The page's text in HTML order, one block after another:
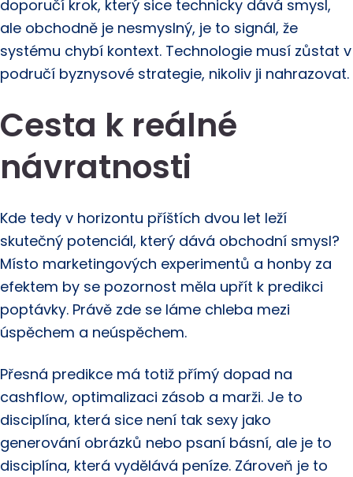
doporučí krok, který sice technicky dává smysl,
ale obchodně je nesmyslný, je to signál, že
systému chybí kontext. Technologie musí zůstat v
područí byznysové strategie, nikoliv ji nahrazovat.
Cesta k reálné
návratnosti
Kde tedy v horizontu příštích dvou let leží
skutečný potenciál, který dává obchodní smysl?
Místo marketingových experimentů a honby za
efektem by se pozornost měla upřít k predikci
poptávky. Právě zde se láme chleba mezi
úspěchem a neúspěchem.
Přesná predikce má totiž přímý dopad na
cashflow, optimalizaci zásob a marži. Je to
disciplína, která sice není tak sexy jako
generování obrázků nebo psaní básní, ale je to
disciplína, která vydělává peníze. Zároveň je to